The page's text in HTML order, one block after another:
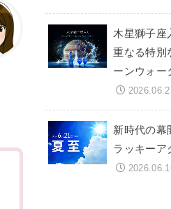
木星獅子座
重なる特別
ーンウォー
新時代の幕
ラッキーア